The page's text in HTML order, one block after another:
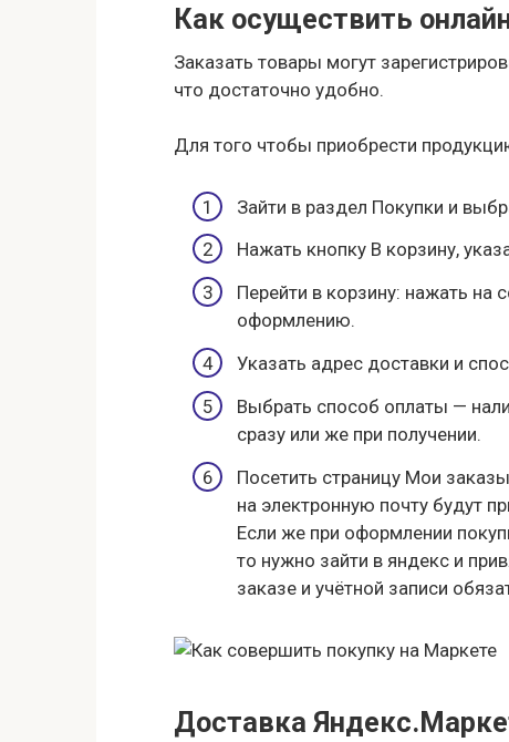
Как осуществить
Заказать товары могут
что достаточно удобно.
Для того чтобы приобрести
Зайти в раздел Покупки и
Нажать кнопку В корзину,
Перейти в корзину: нажать на
оформлению.
Указать адрес доставки и
Выбрать способ оплаты —
сразу или же при получении.
Посетить страницу Мои
на электронную почту будут
Если же при оформлении
то нужно зайти в яндекс и
заказе и учётной записи
Доставка